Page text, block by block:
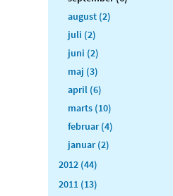
august (2)
juli (2)
juni (2)
maj (3)
april (6)
marts (10)
februar (4)
januar (2)
2012 (44)
2011 (13)